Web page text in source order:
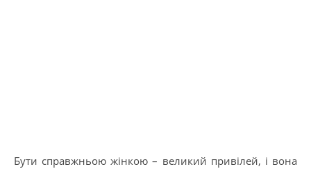
Бути справжньою жінкою – великий привілей, і вона